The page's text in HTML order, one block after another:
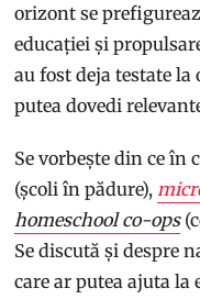
orizont se
educației și
au fost deja testate la
putea dovedi
Se vorbește din ce în
(școli în pădure),
homeschool co-ops
Se discută și despre
care ar putea ajuta